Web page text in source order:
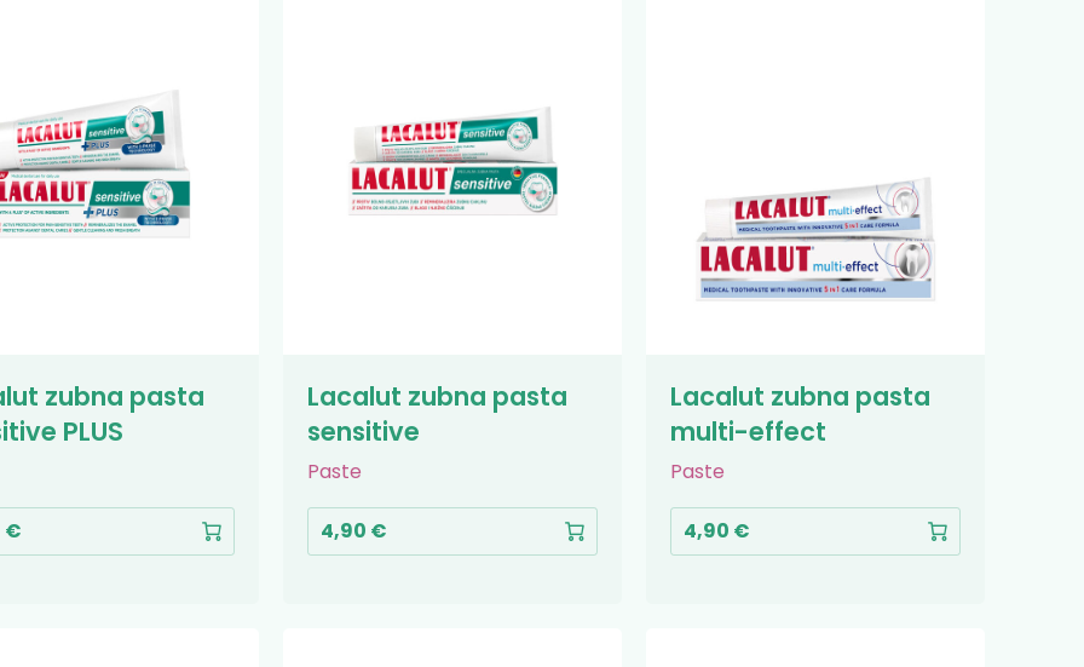
zubna pasta
PLUS
€
Lacalut zubna pasta
sensitive
Paste
4,90 €
Lacalut zubna pasta
multi-effect
Paste
4,90 €